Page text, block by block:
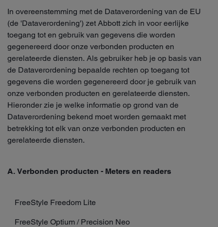
In overeenstemming met de Dataverordening van de EU
(de 'Dataverordening') zet Abbott zich in voor eerlijke
toegang tot en gebruik van gegevens die worden
gegenereerd door onze verbonden producten en
gerelateerde diensten. Als gebruiker heb je op basis van
de Dataverordening bepaalde rechten op toegang tot
gegevens die worden gegenereerd door je gebruik van
onze verbonden producten en gerelateerde diensten.
Hieronder zie je welke informatie op grond van de
Dataverordening bekend moet worden gemaakt met
betrekking tot elk van onze verbonden producten en
gerelateerde diensten.
A. Verbonden producten - Meters en readers
FreeStyle Freedom Lite
FreeStyle Optium / Precision Neo